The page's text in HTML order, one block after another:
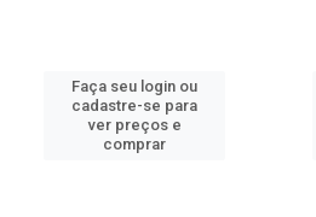
Faça seu login ou
cadastre-se para
ver preços e
comprar